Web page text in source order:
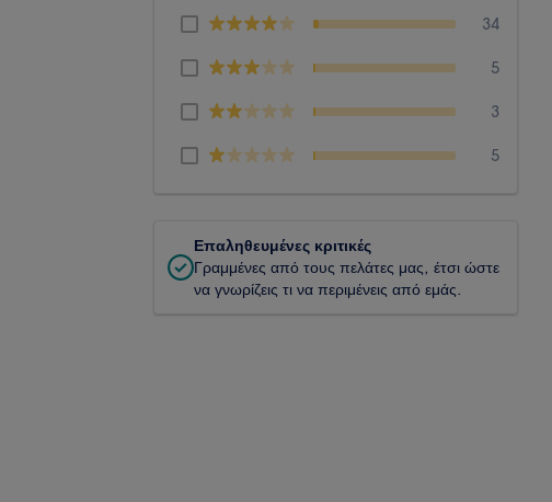
34
5
3
5
Επαληθευμένες κριτικές
Γραμμένες από τους πελάτες μας, έτσι ώστε
να γνωρίζεις τι να περιμένεις από εμάς.